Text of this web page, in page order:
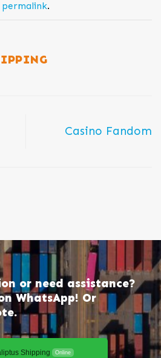
permalink.
Casino Fandom
or need assistance?
WhatsApp! Or
Shipping Online